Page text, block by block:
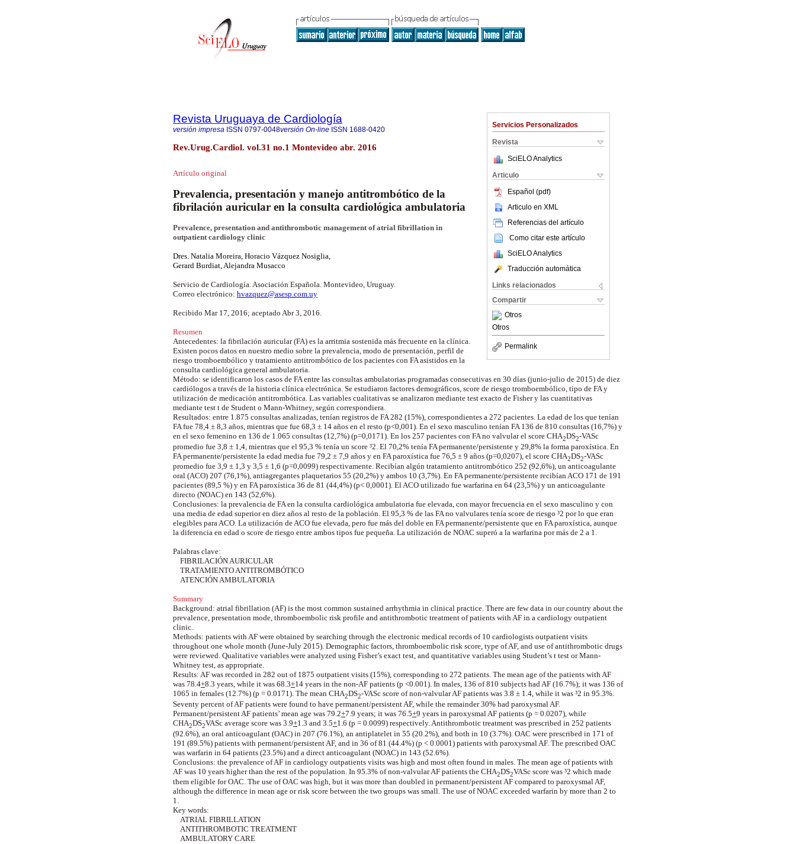
Servicios Personalizados
Revista
SciELO Analytics
Articulo
Español (pdf)
Articulo en XML
Referencias del artículo
Como citar este artículo
SciELO Analytics
Traducción automática
Links relacionados
Compartir
Otros
Otros
Permalink
Revista Uruguaya de Cardiología
versión impresa ISSN 0797-0048versión On-line ISSN 1688-0420
Rev.Urug.Cardiol. vol.31 no.1 Montevideo abr. 2016
Artículo original
Prevalencia, presentación y manejo antitrombótico de la
fibrilación auricular en la consulta cardiológica ambulatoria
Prevalence, presentation and antithrombotic management of atrial fibrillation in
outpatient cardiology clinic
Dres. Natalia Moreira, Horacio Vázquez Nosiglia,
Gerard Burdiat, Alejandra Musacco
Servicio de Cardiología. Asociación Española. Montevideo, Uruguay.
Correo electrónico: hvazquez@asesp.com.uy
Recibido Mar 17, 2016; aceptado Abr 3, 2016.
Resumen
Antecedentes: la fibrilación auricular (FA) es la arritmia sostenida más frecuente en la clínica.
Existen pocos datos en nuestro medio sobre la prevalencia, modo de presentación, perfil de
riesgo tromboembólico y tratamiento antitrombótico de los pacientes con FA asistidos en la
consulta cardiológica general ambulatoria.
Método: se identificaron los casos de FA entre las consultas ambulatorias programadas consecutivas en 30 días (junio-julio de 2015) de diez
cardiólogos a través de la historia clínica electrónica. Se estudiaron factores demográficos, score de riesgo tromboembólico, tipo de FA y
utilización de medicación antitrombótica. Las variables cualitativas se analizaron mediante test exacto de Fisher y las cuantitativas
mediante test t de Student o Mann-Whitney, según correspondiera.
Resultados: entre 1.875 consultas analizadas, tenían registros de FA 282 (15%), correspondientes a 272 pacientes. La edad de los que tenían
FA fue 78,4 ± 8,3 años, mientras que fue 68,3 ± 14 años en el resto (p<0,001). En el sexo masculino tenían FA 136 de 810 consultas (16,7%) y
en el sexo femenino en 136 de 1.065 consultas (12,7%) (p=0,0171). En los 257 pacientes con FA no valvular el score CHA2DS2-VASc
promedio fue 3,8 ± 1,4, mientras que el 95,3 % tenía un score ³2. El 70,2% tenía FA permanente/persistente y 29,8% la forma paroxística. En
FA permanente/persistente la edad media fue 79,2 ± 7,9 años y en FA paroxística fue 76,5 ± 9 años (p=0,0207), el score CHA2DS2-VASc
promedio fue 3,9 ± 1,3 y 3,5 ± 1,6 (p=0,0099) respectivamente. Recibían algún tratamiento antitrombótico 252 (92,6%), un anticoagulante
oral (ACO) 207 (76,1%), antiagregantes plaquetarios 55 (20,2%) y ambos 10 (3,7%). En FA permanente/persistente recibían ACO 171 de 191
pacientes (89,5 %) y en FA paroxística 36 de 81 (44,4%) (p< 0,0001). El ACO utilizado fue warfarina en 64 (23,5%) y un anticoagulante
directo (NOAC) en 143 (52,6%).
Conclusiones: la prevalencia de FA en la consulta cardiológica ambulatoria fue elevada, con mayor frecuencia en el sexo masculino y con
una media de edad superior en diez años al resto de la población. El 95,3 % de las FA no valvulares tenía score de riesgo ³2 por lo que eran
elegibles para ACO. La utilización de ACO fue elevada, pero fue más del doble en FA permanente/persistente que en FA paroxística, aunque
la diferencia en edad o score de riesgo entre ambos tipos fue pequeña. La utilización de NOAC superó a la warfarina por más de 2 a 1.
Palabras clave:
FIBRILACIÓN AURICULAR
TRATAMIENTO ANTITROMBÓTICO
ATENCIÓN AMBULATORIA
Summary
Background: atrial fibrillation (AF) is the most common sustained arrhythmia in clinical practice. There are few data in our country about the
prevalence, presentation mode, thromboembolic risk profile and antithrombotic treatment of patients with AF in a cardiology outpatient
clinic.
Methods: patients with AF were obtained by searching through the electronic medical records of 10 cardiologists outpatient visits
throughout one whole month (June-July 2015). Demographic factors, thromboembolic risk score, type of AF, and use of antithrombotic drugs
were reviewed. Qualitative variables were analyzed using Fisher’s exact test, and quantitative variables using Student’s t test or Mann-
Whitney test, as appropriate.
Results: AF was recorded in 282 out of 1875 outpatient visits (15%), corresponding to 272 patients. The mean age of the patients with AF
was 78.4+8.3 years, while it was 68.3+14 years in the non-AF patients (p <0.001). In males, 136 of 810 subjects had AF (16.7%); it was 136 of
1065 in females (12.7%) (p = 0.0171). The mean CHA2DS2-VASc score of non-valvular AF patients was 3.8 ± 1.4, while it was ³2 in 95.3%.
Seventy percent of AF patients were found to have permanent/persistent AF, while the remainder 30% had paroxysmal AF.
Permanent/persistent AF patients’ mean age was 79.2+7.9 years; it was 76.5+9 years in paroxysmal AF patients (p = 0.0207), while
CHA2DS2VASc average score was 3.9+1.3 and 3.5+1.6 (p = 0.0099) respectively. Antithrombotic treatment was prescribed in 252 patients
(92.6%), an oral anticoagulant (OAC) in 207 (76.1%), an antiplatelet in 55 (20.2%), and both in 10 (3.7%). OAC were prescribed in 171 of
191 (89.5%) patients with permanent/persistent AF, and in 36 of 81 (44.4%) (p < 0.0001) patients with paroxysmal AF. The prescribed OAC
was warfarin in 64 patients (23.5%) and a direct anticoagulant (NOAC) in 143 (52.6%).
Conclusions: the prevalence of AF in cardiology outpatients visits was high and most often found in males. The mean age of patients with
AF was 10 years higher than the rest of the population. In 95.3% of non-valvular AF patients the CHA2DS2VASc score was ³2 which made
them eligible for OAC. The use of OAC was high, but it was more than doubled in permanent/persistent AF compared to paroxysmal AF,
although the difference in mean age or risk score between the two groups was small. The use of NOAC exceeded warfarin by more than 2 to
1.
Key words:
ATRIAL FIBRILLATION
ANTITHROMBOTIC TREATMENT
AMBULATORY CARE